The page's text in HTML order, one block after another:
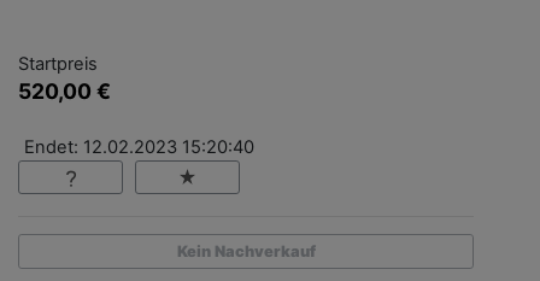
Startpreis
520,00 €
Endet: 12.02.2023 15:20:40
Kein Nachverkauf